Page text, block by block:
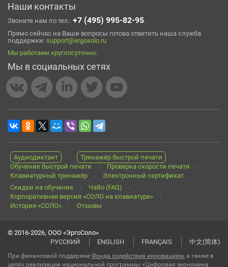
Наши контакты
Звоните нам по тел.: +7 (495) 995-82-95.
Прямо сейчас на Ваши вопросы готова ответить наша служба
поддержки: support@ergosolo.ru
Мы работаем круглосуточно.
Мы в социальных сетях
Аудиодиктант
Тренажёр быстрой печати
Обучение быстрой печати
Проверка скорости печати
Клавиатурный тренажёр
Электронный сертификат
Скидки на обучение
ЧаВо (FAQ)
Корпоративная версия «СОЛО на клавиатуре»
История «СОЛО»
Отзывы
© 2016-2026, ООО «ЭргоСоло»
РУССКИЙ
ENGLISH FRANÇAIS 中文(简体)
При финансовой поддержке Фонда содействия инновациям, а также в
целях реализации национальной программы «Цифровая экономика